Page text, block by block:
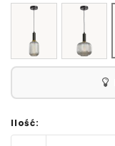
Ilość: